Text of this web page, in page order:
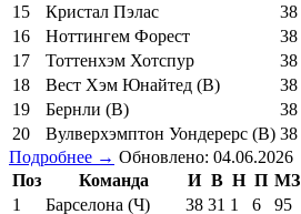
15
Кристал Пэлас 38
16
Ноттингем Форест 38
17
Тоттенхэм Хотспур 38
18
Вест Хэм Юнайтед (В) 38
19
Бернли (В) 38
20
Вулверхэмптон Уондерерс (В) 38
Подробнее → Обновлено: 04.06.2026
Поз
Команда И В Н П МЗ
1
Барселона (Ч) 38 31 1 6 95